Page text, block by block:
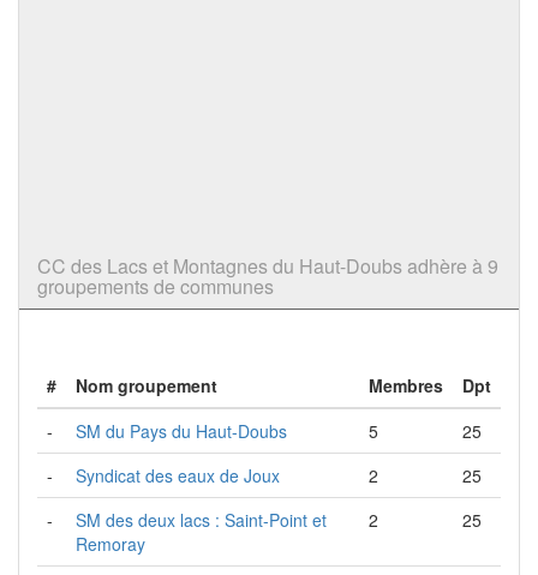
CC des Lacs et Montagnes du Haut-Doubs adhère à 9
groupements de communes
# Nom groupement Membres
Dpt
-
SM du Pays du Haut-Doubs 5
25
-
Syndicat des eaux de Joux 2
25
-
SM des deux lacs : Saint-Point et
Remoray
2 25